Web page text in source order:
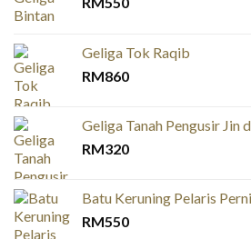
Geliga Tok Raqib
RM860
Geliga Tanah Pengusir Jin
RM320
Batu Keruning Pelaris
RM550